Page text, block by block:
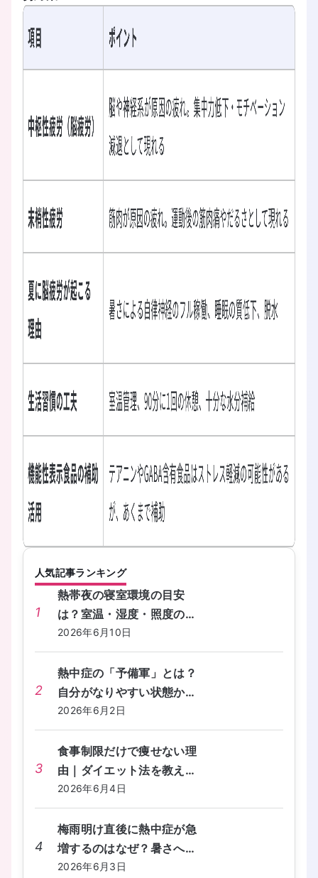
人気記事ランキング
1
熱帯夜の寝室環境の目安
は？室温・湿度・照度の快
眠チェックリストを教えて
ください。
2026年6月10日
2
熱中症の「予備軍」とは？
自分がなりやすい状態かセ
ルフチェックする方法を教
えてください。
2026年6月2日
3
食事制限だけで痩せない理
由｜ダイエット法を教えて
ください
2026年6月4日
4
梅雨明け直後に熱中症が急
増するのはなぜ？暑さへの
備えが間に合わないときの
2026年6月3日